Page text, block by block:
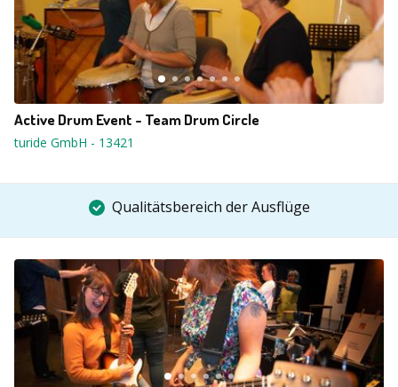
Active Drum Event - Team Drum Circle
turide GmbH - 13421
Qualitätsbereich der Ausflüge